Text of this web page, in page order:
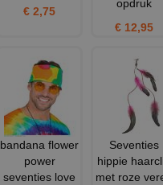
€ 2,75
opdruk
€ 12,95
bandana flower
power
seventies love
Seventies
hippie
met roze